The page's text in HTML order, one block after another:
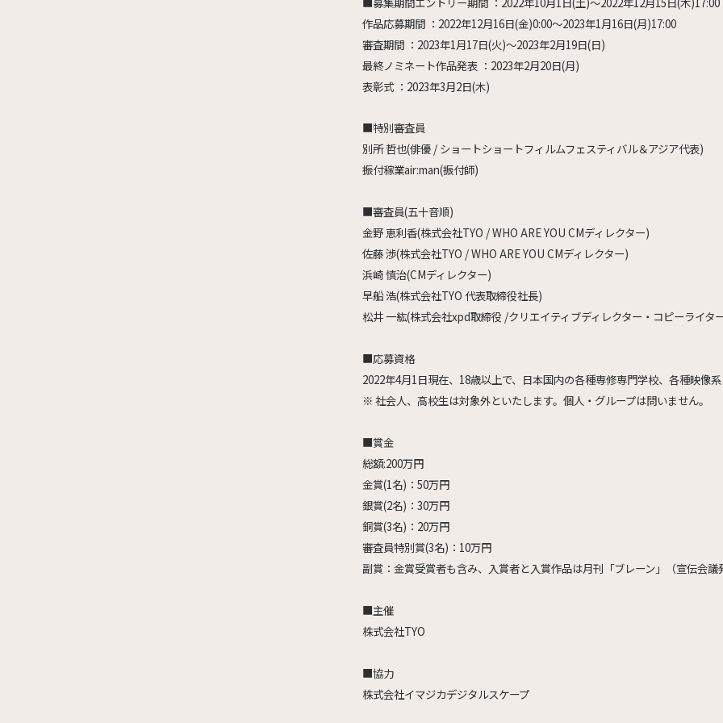
作品応募期間 ：2022年12月16日(金)0:00～2023年1月16日(月)17:00
審査期間 ：2023年1月17日(火)～2023年2月19日(日)
最終ノミネート作品発表 ：2023年2月20日(月)
表彰式 ：2023年3月2日(木)
■特別審査員
別所 哲也(俳優 / ショートショートフィルムフェスティバル＆アジア代表)
振付稼業air:man(振付師)
■審査員(五十音順)
金野 恵利香(株式会社TYO / WHO ARE YOU CMディレクター)
佐藤 渉(株式会社TYO / WHO ARE YOU CMディレクター)
浜崎 慎治(CMディレクター)
早船 浩(株式会社TYO 代表取締役社長)
松井 一紘(株式会社xpd取締役 /クリエイティブディレクター・コピーライタ
■応募資格
2022年4月1日現在、18歳以上で、日本国内の各種専修専門学校、各種映像
※ 社会人、高校生は対象外といたします。個人・グループは問いません。
■賞金
総額:200万円
金賞(1名)：50万円
銀賞(2名)：30万円
銅賞(3名)：20万円
審査員特別賞(3名)：10万円
副賞：金賞受賞者も含み、入賞者と入賞作品は月刊「ブレーン」（宣伝会議
■主催
株式会社TYO
■協力
株式会社イマジカデジタルスケープ